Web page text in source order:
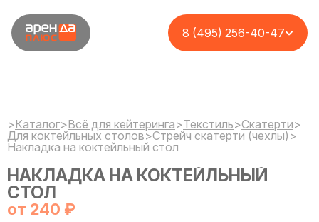
8 (495) 256-40-47
>Каталог>Всё для кейтеринга>Текстиль>Cкатерти>
Для коктейльных столов>Стрейч скатерти (чехлы) >
Накладка на коктейльный стол
НАКЛАДКА НА КОКТЕЙЛЬНЫЙ
СТОЛ
от 240 ₽